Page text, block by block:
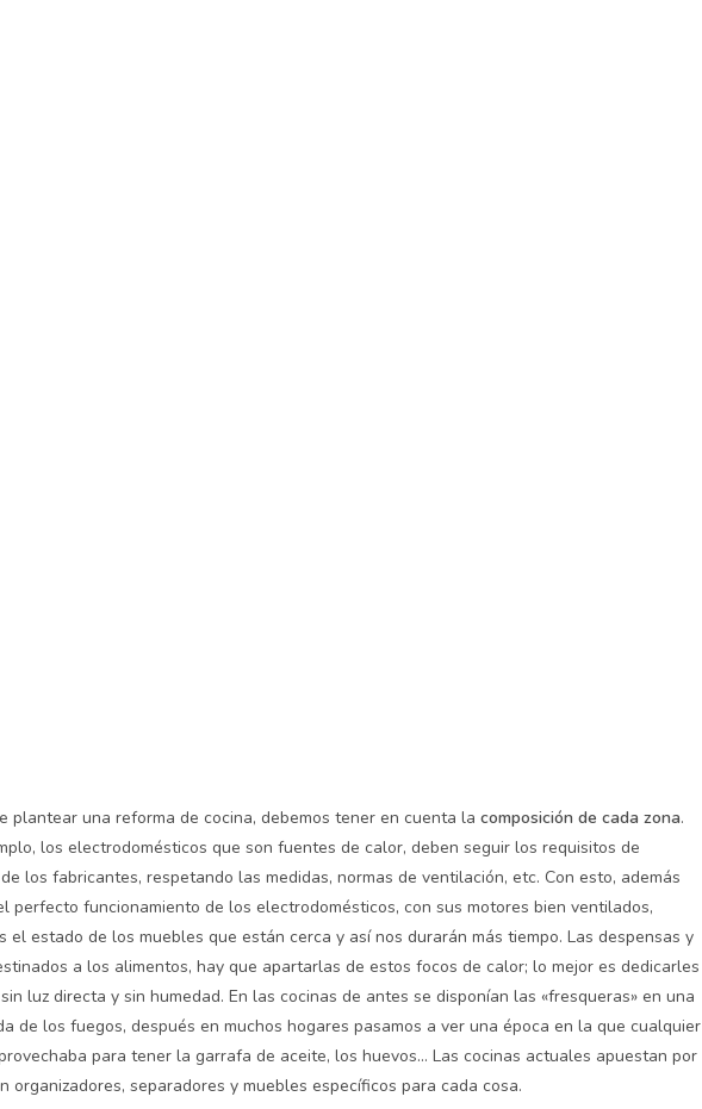
plantear una reforma de cocina, debemos tener en cuenta la composición de cada zona.
los electrodomésticos que son fuentes de calor, deben seguir los requisitos de
los fabricantes, respetando las medidas, normas de ventilación, etc. Con esto, además
perfecto funcionamiento de los electrodomésticos, con sus motores bien ventilados,
el estado de los muebles que están cerca y así nos durarán más tiempo. Las despensas y
a los alimentos, hay que apartarlas de estos focos de calor; lo mejor es dedicarles
luz directa y sin humedad. En las cocinas de antes se disponían las «fresqueras» en una
de los fuegos, después en muchos hogares pasamos a ver una época en la que cualquier
para tener la garrafa de aceite, los huevos… Las cocinas actuales apuestan por
organizadores, separadores y muebles específicos para cada cosa.